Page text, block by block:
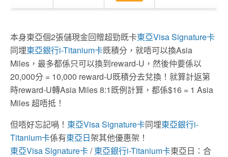
本身東亞個2張儲現金回贈超勁既卡東亞Visa Signature卡
同埋東亞銀行i-Titanium卡既積分，就唔可以換Asia
Miles，最多都係只可以換到reward-U，然後仲要係以
20,000分 = 10,000 reward-U既積分去兌換！就算計返第
時reward-U轉Asia Miles 8:1既例計算，都係$16 = 1 Asia
Miles 超唔抵！
但唔好忘記喎！ 東亞Visa Signature卡同埋東亞銀行i-
Titanium卡係有東亞日架其他優惠架！
東亞Visa Signature卡/東亞銀行i-Titanium卡東亞日：合